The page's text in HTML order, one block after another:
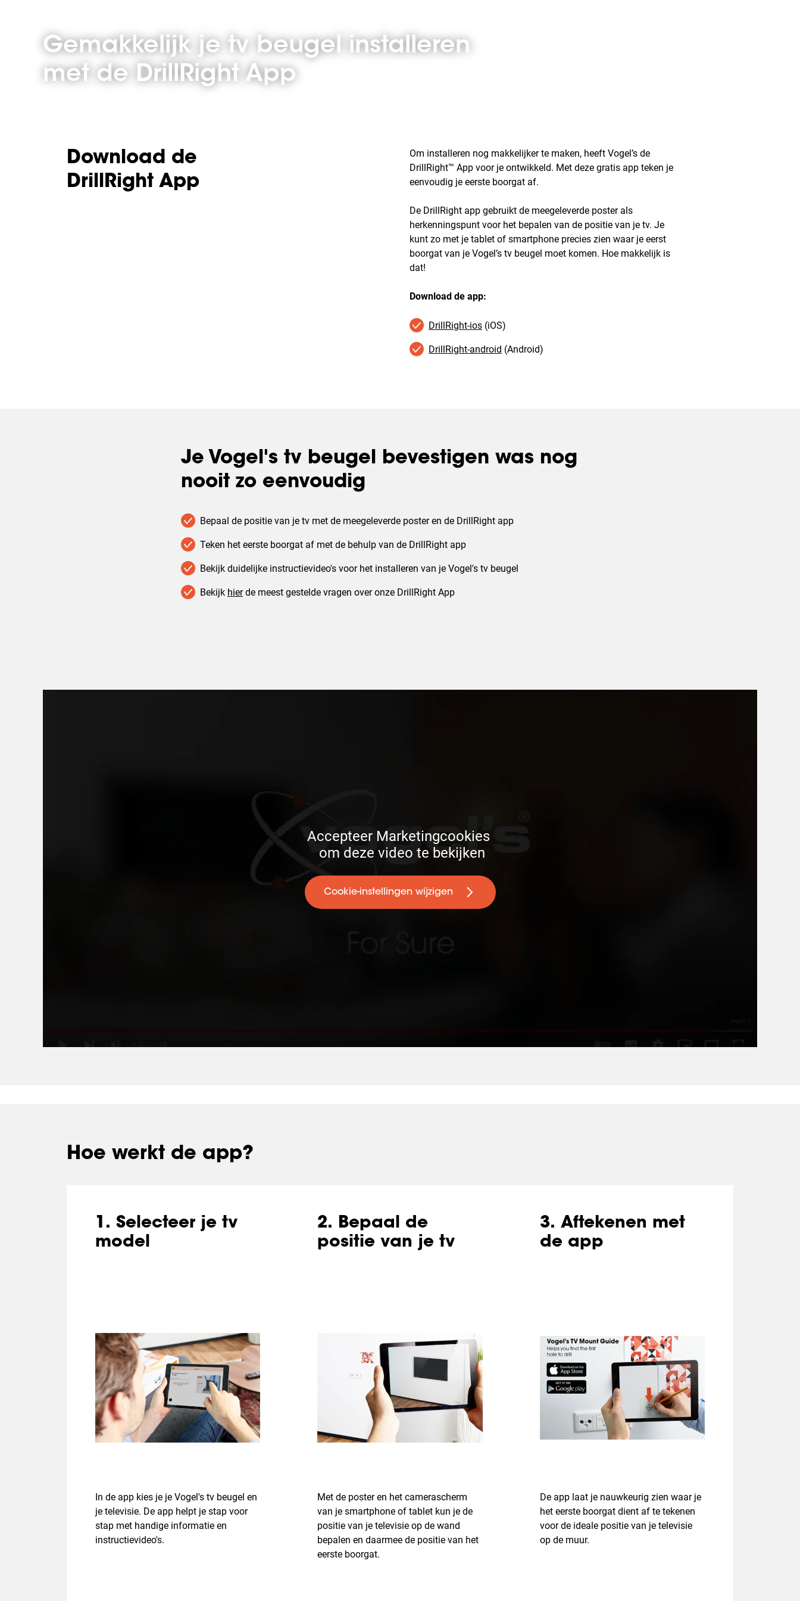
Gemakkelijk je tv beugel installeren
met de DrillRight App
Download de
DrillRight App
Om installeren nog makkelijker te maken, heeft Vogel’s de
DrillRight™ App voor je ontwikkeld. Met deze gratis app teken je
eenvoudig je eerste boorgat af.
De DrillRight app gebruikt de meegeleverde poster als
herkenningspunt voor het bepalen van de positie van je tv. Je
kunt zo met je tablet of smartphone precies zien waar je eerst
boorgat van je Vogel’s tv beugel moet komen. Hoe makkelijk is
dat!
Download de app:
DrillRight-ios (iOS)
DrillRight-android (Android)
Je Vogel's tv beugel bevestigen was nog
nooit zo eenvoudig
Bepaal de positie van je tv met de meegeleverde poster en de DrillRight app
Teken het eerste boorgat af met de behulp van de DrillRight app
Bekijk duidelijke instructievideo's voor het installeren van je Vogel's tv beugel
Bekijk hierde meest gestelde vragen over onze DrillRight App
Accepteer Marketingcookies
om deze video te bekijken
Cookie-instellingen wijzigen
Hoe werkt de app?
1. Selecteer je tv
model
In de app kies je je Vogel's tv beugel en
je televisie. De app helpt je stap voor
stap met handige informatie en
instructievideo's.
2. Bepaal de
positie van je tv
Met de poster en het camerascherm
van je smartphone of tablet kun je de
positie van je televisie op de wand
bepalen en daarmee de positie van het
eerste boorgat.
3. Aftekenen met
de app
De app laat je nauwkeurig zien waar je
het eerste boorgat dient af te tekenen
voor de ideale positie van je televisie
op de muur.